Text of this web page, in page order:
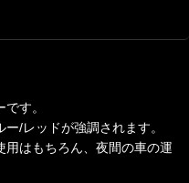
す。
/レッドが強調されます。
はもちろん、夜間の車の運